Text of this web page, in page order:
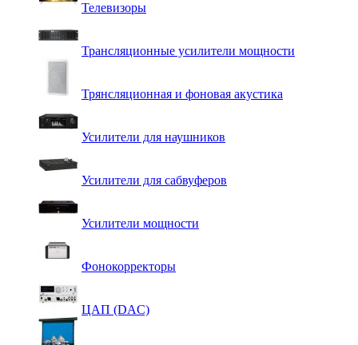
Телевизоры
Трансляционные усилители мощности
Трянсляционная и фоновая акустика
Усилители для наушников
Усилители для сабвуферов
Усилители мощности
Фонокорректоры
ЦАП (DAC)